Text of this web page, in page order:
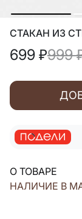
СТАКАН ИЗ
699 ₽999
О ТОВАРЕ
НАЛИЧИЕ В